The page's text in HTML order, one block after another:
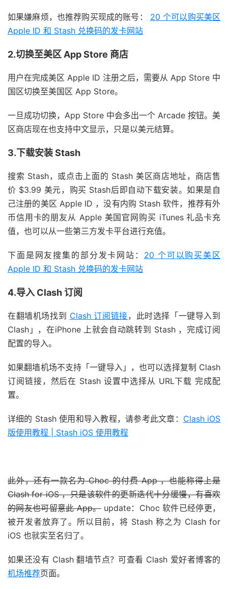
如果嫌麻烦，也推荐购买现成的账号： 20 个可以购买美区
Apple ID 和 Stash 兑换码的发卡网站
2.切换至美区 App Store 商店
用户在完成美区 Apple ID 注册之后，需要从 App Store 中
国区切换至美国区 App Store。
一旦成功切换，App Store 中会多出一个 Arcade 按钮。美
区商店现在也支持中文显示，只是以美元结算。
3.下载安装 Stash
搜索 Stash，或点击上面的 Stash 美区商店地址，商店售
价 $3.99 美元，购买 Stash后即自动下载安装。如果是自
己注册的美区 Apple ID ，没有内购 Stash 软件，推荐有外
币信用卡的朋友从 Apple 美国官网购买 iTunes 礼品卡充
值，也可以从一些第三方发卡平台进行充值。
下面是网友搜集的部分发卡网站： 20 个可以购买美区
Apple ID 和 Stash 兑换码的发卡网站
4.导入 Clash 订阅
在翻墙机场找到 Clash 订阅链接，此时选择「一键导入到
Clash」，在iPhone 上就会自动跳转到 Stash ，完成订阅
配置的导入。
如果翻墙机场不支持「一键导入」，也可以选择复制 Clash
订阅链接，然后在 Stash 设置中选择从 URL下载 完成配
置。
详细的 Stash 使用和导入教程，请参考此文章： Clash iOS
版使用教程 | Stash iOS 使用教程
此外，还有一款名为 Choc 的付费 App ，也能称得上是
Clash for iOS ，只是该软件的更新迭代十分缓慢，有喜欢
的网友也可留意此 App。update：Choc 软件已经停更，
被开发者放弃了。所以目前，将 Stash 称之为 Clash for
iOS 也就实至名归了。
如果还没有 Clash 翻墙节点？可查看 Clash 爱好者博客的
机场推荐页面。